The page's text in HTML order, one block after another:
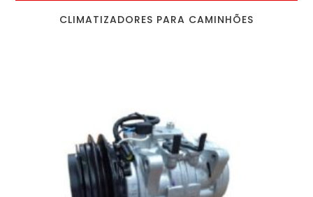
CLIMATIZADORES PARA CAMINHÕES